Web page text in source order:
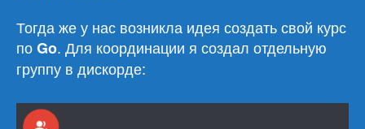
Тогда же у нас возникла идея создать свой курс
поGo. Для координации я создал отдельную
группу в дискорде: